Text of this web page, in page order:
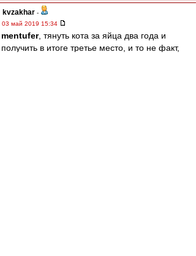
kvzakhar -
03 май 2019 15:34
mentufer, тянуть кота за яйца два года и
получить в итоге третье место, и то не факт,